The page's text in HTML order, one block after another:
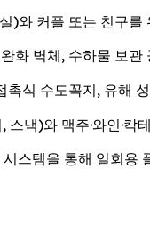
)와 커플 또는 친구를
화 벽체, 수하물 보
촉식 수도꼭지, 유
낵)와 맥주·와인·
스템을 통해 일회